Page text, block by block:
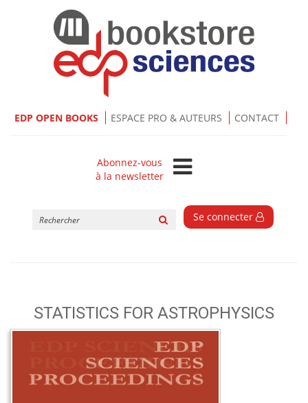
EDP OPEN BOOKS ESPACE PRO & AUTEURS CONTACT
Abonnez-vous
à la newsletter
Se connecter
STATISTICS FOR ASTROPHYSICS